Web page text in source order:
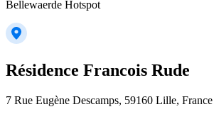
Bellewaerde Hotspot
Résidence Francois Rude
7 Rue Eugène Descamps, 59160 Lille, France